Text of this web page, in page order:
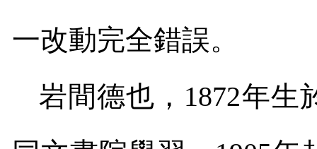
一改動完全錯誤。
岩間德也， 1872年生